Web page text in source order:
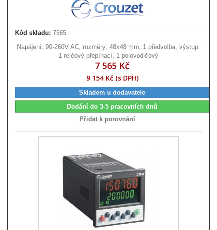
Kód skladu: 7565
Napájení: 90-260V AC, rozměry: 48x48 mm, 1 předvolba, výstup:
1 reléový přepínací, 1 polovodičový
7 565 Kč
9 154 Kč (s DPH)
Skladem u dodavatele
Dodání do 3-5 pracovních dnů
Přidat k porovnání